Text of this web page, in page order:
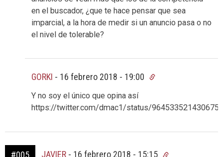
en el buscador, ¿que te hace pensar que sea
imparcial, a la hora de medir si un anuncio pasa o no
el nivel de tolerable?
GORKI - 16 febrero 2018 - 19:00
Y no soy el único que opina así
https://twitter.com/dmac1/status/
#005 JAVIER - 16 febrero 2018 - 15:15